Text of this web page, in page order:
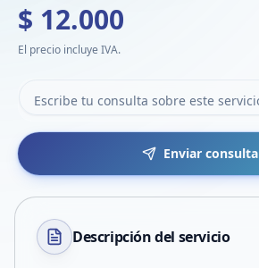
$ 12.000
El precio incluye IVA.
Enviar consulta
Descripción del servicio